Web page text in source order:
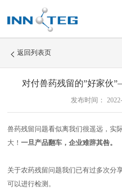
返回列表页
对付兽药残留的”好家伙
发布时间：
兽药残留问题看似离我们很遥远，实
大！ 一旦产品翻车，企业难辞其咎。
关于农药残留问题我们已有过多次分
可以进行检测。